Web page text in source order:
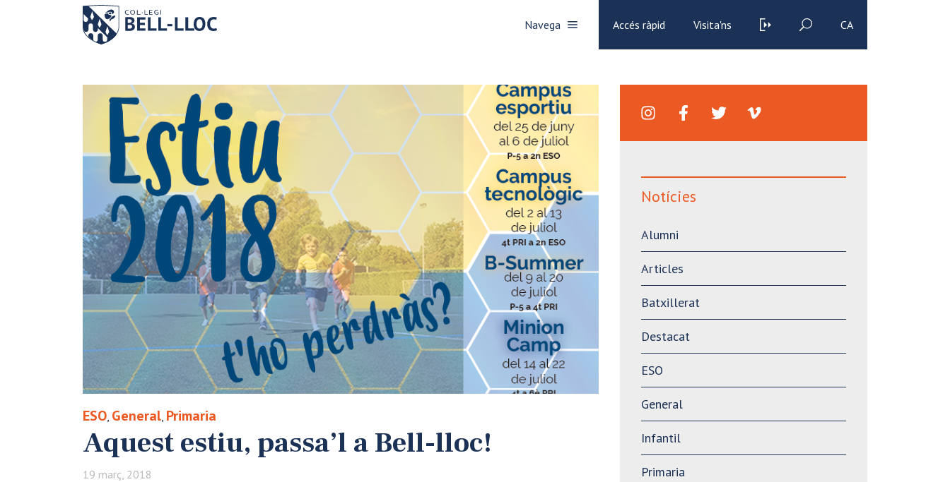
Navega Accés ràpid Visita'ns CA
ESO, General, Primaria
Aquest estiu, passa’l a Bell-lloc!
19 març, 2018
Notícies
Alumni
Articles
Batxillerat
Destacat
ESO
General
Infantil
Primaria